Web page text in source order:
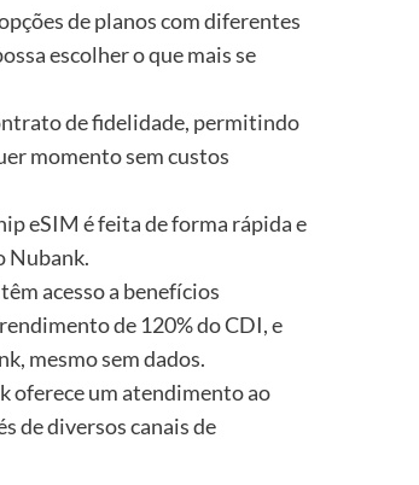
de planos com diferentes
escolher o que mais se
de fidelidade, permitindo
momento sem custos
eSIM é feita de forma rápida e
Nubank.
acesso a benefícios
de 120% do CDI, e
mesmo sem dados.
oferece um atendimento ao
de diversos canais de